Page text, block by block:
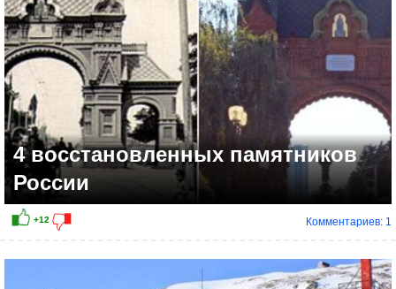
4 восстановленных памятников
России
Комментариев: 1